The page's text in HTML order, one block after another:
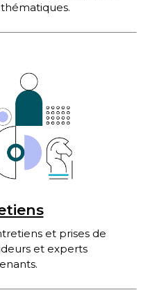
et prises de
et experts